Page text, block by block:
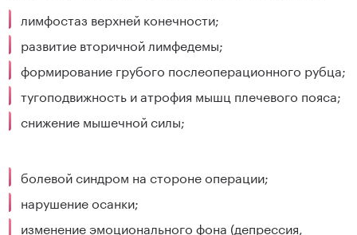
лимфостаз верхней конечности;
развитие вторичной лимфедемы;
формирование грубого послеоперационного рубца;
тугоподвижность и атрофия мышц плечевого пояса;
снижение мышечной силы;
болевой синдром на стороне операции;
нарушение осанки;
изменение эмоционального фона (депрессия,